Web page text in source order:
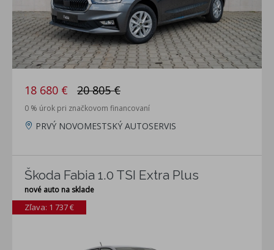
18 680 € 20 805 €
0 % úrok pri značkovom financovaní
PRVÝ NOVOMESTSKÝ AUTOSERVIS
Škoda Fabia 1.0 TSI Extra Plus
nové auto na sklade
Zľava: 1 737 €